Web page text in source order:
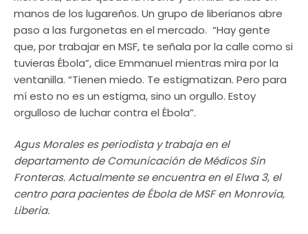
manos de los lugareños. Un grupo de liberianos abre
paso a las furgonetas en el mercado. “Hay gente
que, por trabajar en MSF, te señala por la calle como si
tuvieras Ébola”, dice Emmanuel mientras mira por la
ventanilla. “Tienen miedo. Te estigmatizan. Pero para
mí esto no es un estigma, sino un orgullo. Estoy
orgulloso de luchar contra el Ébola”.
Agus Morales es periodista y trabaja en el
departamento de Comunicación de Médicos Sin
Fronteras. Actualmente se encuentra en el Elwa 3, el
centro para pacientes de Ébola de MSF en Monrovia,
Liberia.